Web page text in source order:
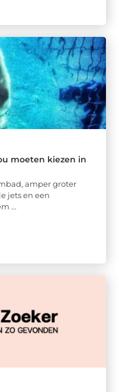
moeten kiezen in
amper groter
jets en een
...